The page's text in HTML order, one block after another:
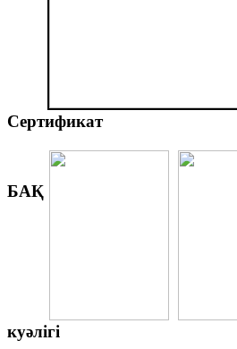
Сертификат
БАҚ
куәлігі